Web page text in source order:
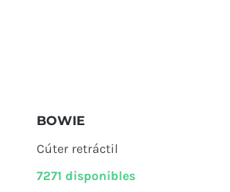
BOWIE
Cúter retráctil
7271 disponibles